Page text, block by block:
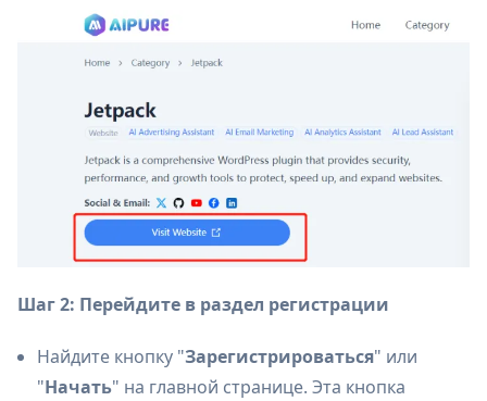
Шаг 2: Перейдите в раздел регистрации
Найдите кнопку "Зарегистрироваться" или
"Начать" на главной странице. Эта кнопка